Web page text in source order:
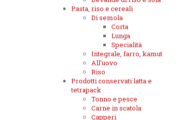
Pasta, riso e cereali
Di semola
Corta
Lunga
Specialità
Integrale, farro, kamut
All'uovo
Riso
Prodotti conservati latta e
tetrapack
Tonno e pesce
Carne in scatola
Capperi